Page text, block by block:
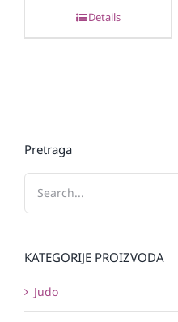
Details
Pretraga
KATEGORIJE PROIZVODA
Judo